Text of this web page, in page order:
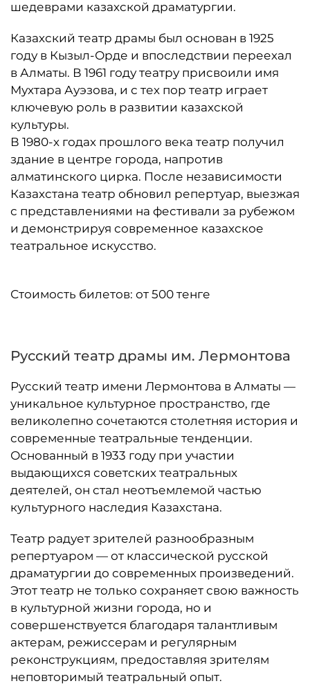
шедеврами казахской драматургии.
Казахский театр драмы был основан в 1925
году в Кызыл-Орде и впоследствии переехал
в Алматы. В 1961 году театру присвоили имя
Мухтара Ауэзова, и с тех пор театр играет
ключевую роль в развитии казахской
культуры.
В 1980-х годах прошлого века театр получил
здание в центре города, напротив
алматинского цирка. После независимости
Казахстана театр обновил репертуар, выезжая
с представлениями на фестивали за рубежом
и демонстрируя современное казахское
театральное искусство.
Стоимость билетов: от 500 тенге
Русский театр драмы им. Лермонтова
Русский театр имени Лермонтова в Алматы —
уникальное культурное пространство, где
великолепно сочетаются столетняя история и
современные театральные тенденции.
Основанный в 1933 году при участии
выдающихся советских театральных
деятелей, он стал неотъемлемой частью
культурного наследия Казахстана.
Театр радует зрителей разнообразным
репертуаром — от классической русской
драматургии до современных произведений.
Этот театр не только сохраняет свою важность
в культурной жизни города, но и
совершенствуется благодаря талантливым
актерам, режиссерам и регулярным
реконструкциям, предоставляя зрителям
неповторимый театральный опыт.